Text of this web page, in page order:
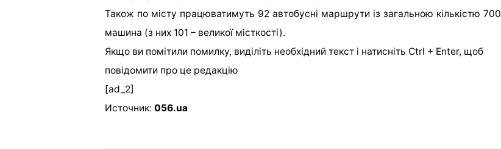
Також по місту працюватимуть 92 автобусні маршрути із загальною кількістю 700
машина (з них 101 – великої місткості).
Якщо ви помітили помилку, виділіть необхідний текст і натисніть Ctrl + Enter, щоб
повідомити про це редакцію
[ad_2]
Источник: 056.ua